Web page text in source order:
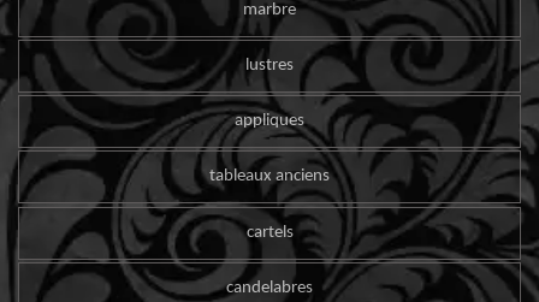
marbre
lustres
appliques
tableaux anciens
cartels
candelabres